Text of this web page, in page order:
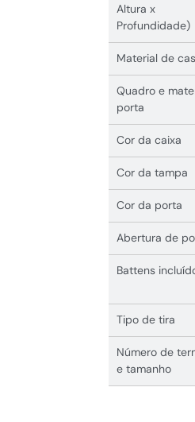
Altura x
Profundidade)
Material de
Quadro e
porta
Cor da caixa
Cor da tampa
Cor da porta
Abertura de
Battens
Tipo de tira
Número de
e tamanho